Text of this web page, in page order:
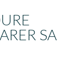
SA